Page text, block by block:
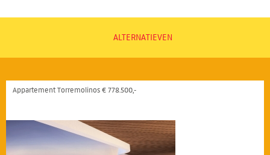
ALTERNATIEVEN
Appartement Torremolinos € 778.500,-